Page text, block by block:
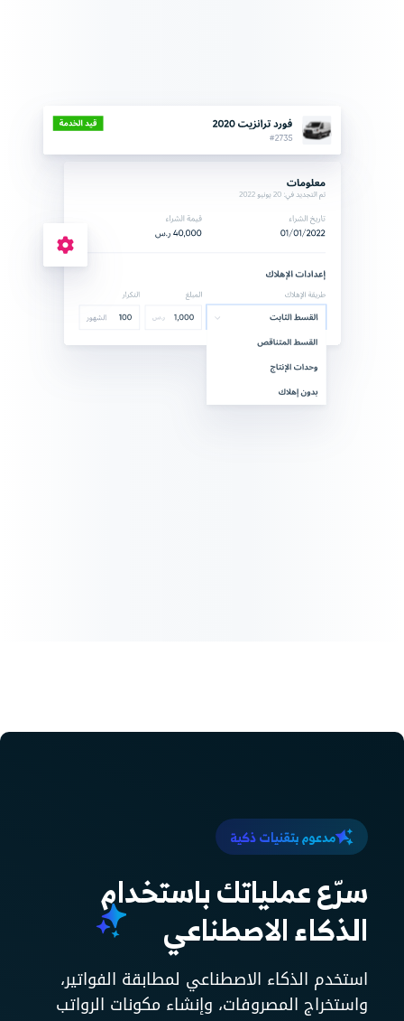
مدعوم بتقنيات ذكية
سرّع عملياتك باستخدام
الذكاء الاصطناعي
استخدم الذكاء الاصطناعي لمطابقة الفواتير،
واستخراج المصروفات، وإنشاء مكونات الرواتب